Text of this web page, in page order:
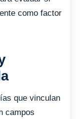
como factor
que vinculan
campos